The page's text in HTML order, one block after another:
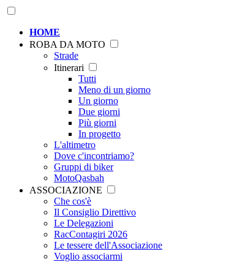
HOME
ROBA DA MOTO
Strade
Itinerari
Tutti
Meno di un giorno
Un giorno
Due giorni
Più giorni
In progetto
L'altimetro
Dove c'incontriamo?
Gruppi di biker
MotoQasbah
ASSOCIAZIONE
Che cos'è
Il Consiglio Direttivo
Le Delegazioni
RacContagiri 2026
Le tessere dell'Associazione
Voglio associarmi